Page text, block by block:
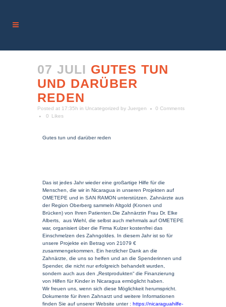
07 JULI GUTES TUN
UND DARÜBER
REDEN
Posted at 17:35h in Uncategorized by Juergen
0 Comments
0
Likes
Gutes tun und darüber reden
Das ist jedes Jahr wieder eine großartige Hilfe für die
Menschen, die wir in Nicaragua in unseren Projekten auf
OMETEPE und in SAN RAMON unterstützen. Zahnärzte aus
der Region Oberberg sammeln Altgold (Kronen und
Brücken) von Ihren Patienten.Die Zahnärztin Frau Dr. Elke
Alberts, aus Wiehl, die selbst auch mehrmals auf OMETEPE
war, organisiert über die Firma Kulzer kostenfrei das
Einschmelzen des Zahngoldes. In diesem Jahr ist so für
unsere Projekte ein Betrag von 21079 €
zusammengekommen. Ein herzlicher Dank an die
Zahnärzte, die uns so helfen und an die Spenderinnen und
Spender, die nicht nur erfolgreich behandelt wurden,
sondern auch aus den „Restprodukten“ die Finanzierung
von Hilfen für Kinder in Nicaragua ermöglicht haben.
Wir freuen uns, wenn sich diese Möglichkeit herumspricht.
Dokumente für ihren Zahnarzt und weitere Informationen
finden Sie auf unserer Website unter : https://nicaraguahilfe-